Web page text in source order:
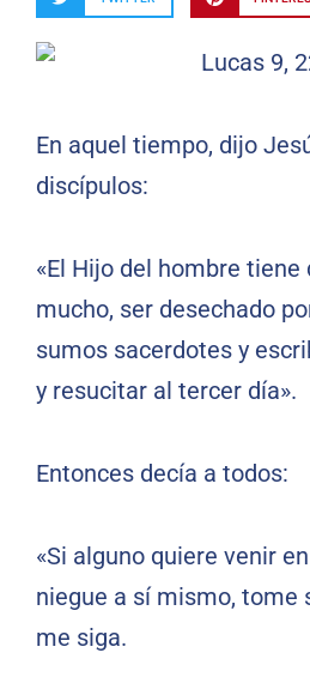
En aquel tiempo, dijo
discípulos:
«El Hijo del hombre tiene
mucho, ser desechado
sumos sacerdotes y
y resucitar al tercer día».
Entonces decía a todos:
«Si alguno quiere venir
niegue a sí mismo, tome
me siga.